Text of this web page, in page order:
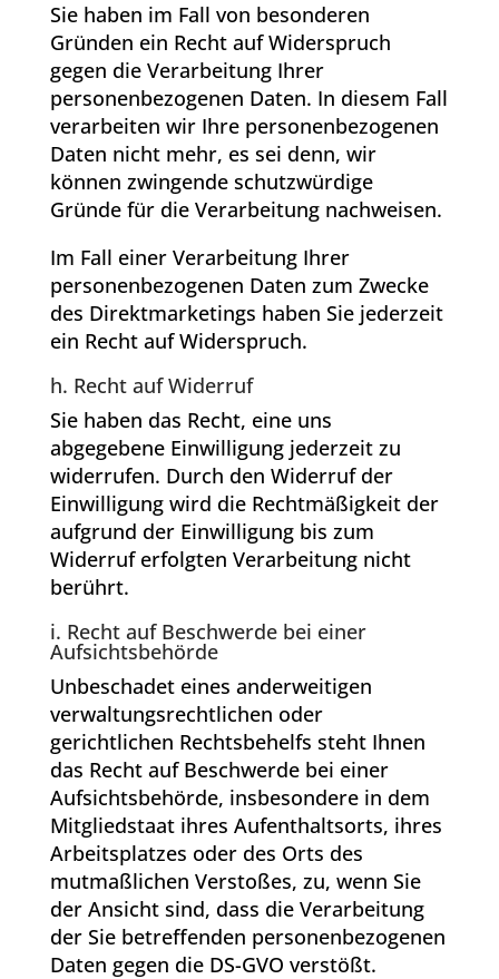
Sie haben im Fall von besonderen
Gründen ein Recht auf Widerspruch
gegen die Verarbeitung Ihrer
personenbezogenen Daten. In diesem Fall
verarbeiten wir Ihre personenbezogenen
Daten nicht mehr, es sei denn, wir
können zwingende schutzwürdige
Gründe für die Verarbeitung nachweisen.
Im Fall einer Verarbeitung Ihrer
personenbezogenen Daten zum Zwecke
des Direktmarketings haben Sie jederzeit
ein Recht auf Widerspruch.
h. Recht auf Widerruf
Sie haben das Recht, eine uns
abgegebene Einwilligung jederzeit zu
widerrufen. Durch den Widerruf der
Einwilligung wird die Rechtmäßigkeit der
aufgrund der Einwilligung bis zum
Widerruf erfolgten Verarbeitung nicht
berührt.
i. Recht auf Beschwerde bei einer
Aufsichtsbehörde
Unbeschadet eines anderweitigen
verwaltungsrechtlichen oder
gerichtlichen Rechtsbehelfs steht Ihnen
das Recht auf Beschwerde bei einer
Aufsichtsbehörde, insbesondere in dem
Mitgliedstaat ihres Aufenthaltsorts, ihres
Arbeitsplatzes oder des Orts des
mutmaßlichen Verstoßes, zu, wenn Sie
der Ansicht sind, dass die Verarbeitung
der Sie betreffenden personenbezogenen
Daten gegen die DS-GVO verstößt.